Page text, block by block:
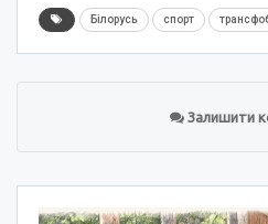
Білорусь спорт
Залишити